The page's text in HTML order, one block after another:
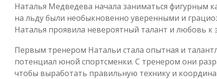
Наталья Медведева начала заниматься фигурным
на льду были необыкновенно уверенными и
Наталья проявила невероятный талант и любовь к
Первым тренером Натальи стала опытная и
потенциал юной спортсменки. С тренером они
чтобы выработать правильную технику и